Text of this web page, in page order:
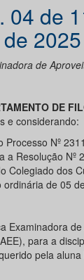
04 de
2025
de
DE
e considerando:
Processo Nº
a Resolução Nº
Colegiado dos
ordinária de 05
Examinadora
para a
pela